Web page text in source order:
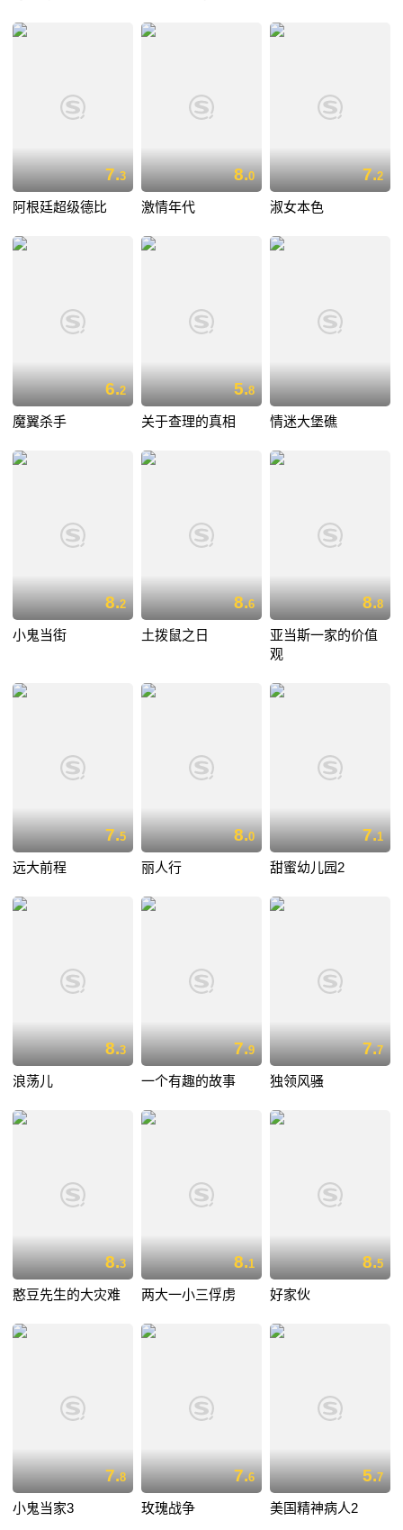
7.3
阿根廷超级德比
8.0
激情年代
7.2
淑女本色
6.2
魔翼杀手
5.8
关于查理的真相 情迷大堡礁
8.2
小鬼当街
8.6
土拨鼠之日
8.8
亚当斯一家的价值
观
7.5
远大前程
8.0
丽人行
7.1
甜蜜幼儿园2
8.3
浪荡儿
7.9
一个有趣的故事
7.7
独领风骚
8.3
憨豆先生的大灾难
8.1
两大一小三俘虏
8.5
好家伙
7.8
小鬼当家3
7.6
玫瑰战争
5.7
美国精神病人2